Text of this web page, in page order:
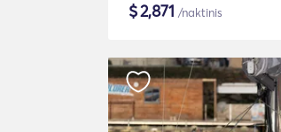
$2,871 /naktinis